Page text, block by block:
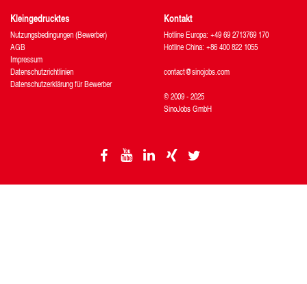
Kleingedrucktes
Nutzungsbedingungen (Bewerber)
AGB
Impressum
Datenschutzrichtlinien
Datenschutzerklärung für Bewerber
Kontakt
Hotline Europa: +49 69 2713769 170
Hotline China: +86 400 822 1055
contact@sinojobs.com
© 2009 - 2025
SinoJobs GmbH